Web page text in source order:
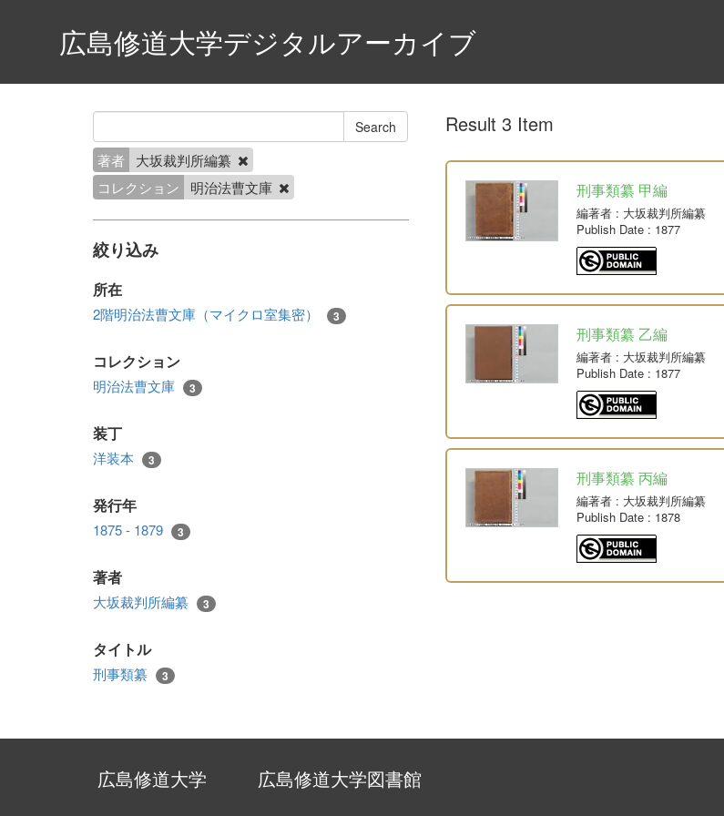
広島修道大学デジタルアーカイブ
著者
大坂裁判所編纂
コレクション
明治法曹文庫
絞り込み
所在
2階明治法曹文庫（マイクロ室集密） 3
コレクション
明治法曹文庫 3
装丁
洋装本 3
発行年
1875 - 1879 3
著者
大坂裁判所編纂 3
タイトル
刑事類纂 3
Result 3 Item
刑事類纂 甲編
編著者: 大坂裁判所編纂
Publish Date: 1877
刑事類纂 乙編
編著者: 大坂裁判所編纂
Publish Date: 1877
刑事類纂 丙編
編著者: 大坂裁判所編纂
Publish Date: 1878
広島修道大学 広島修道大学図書館